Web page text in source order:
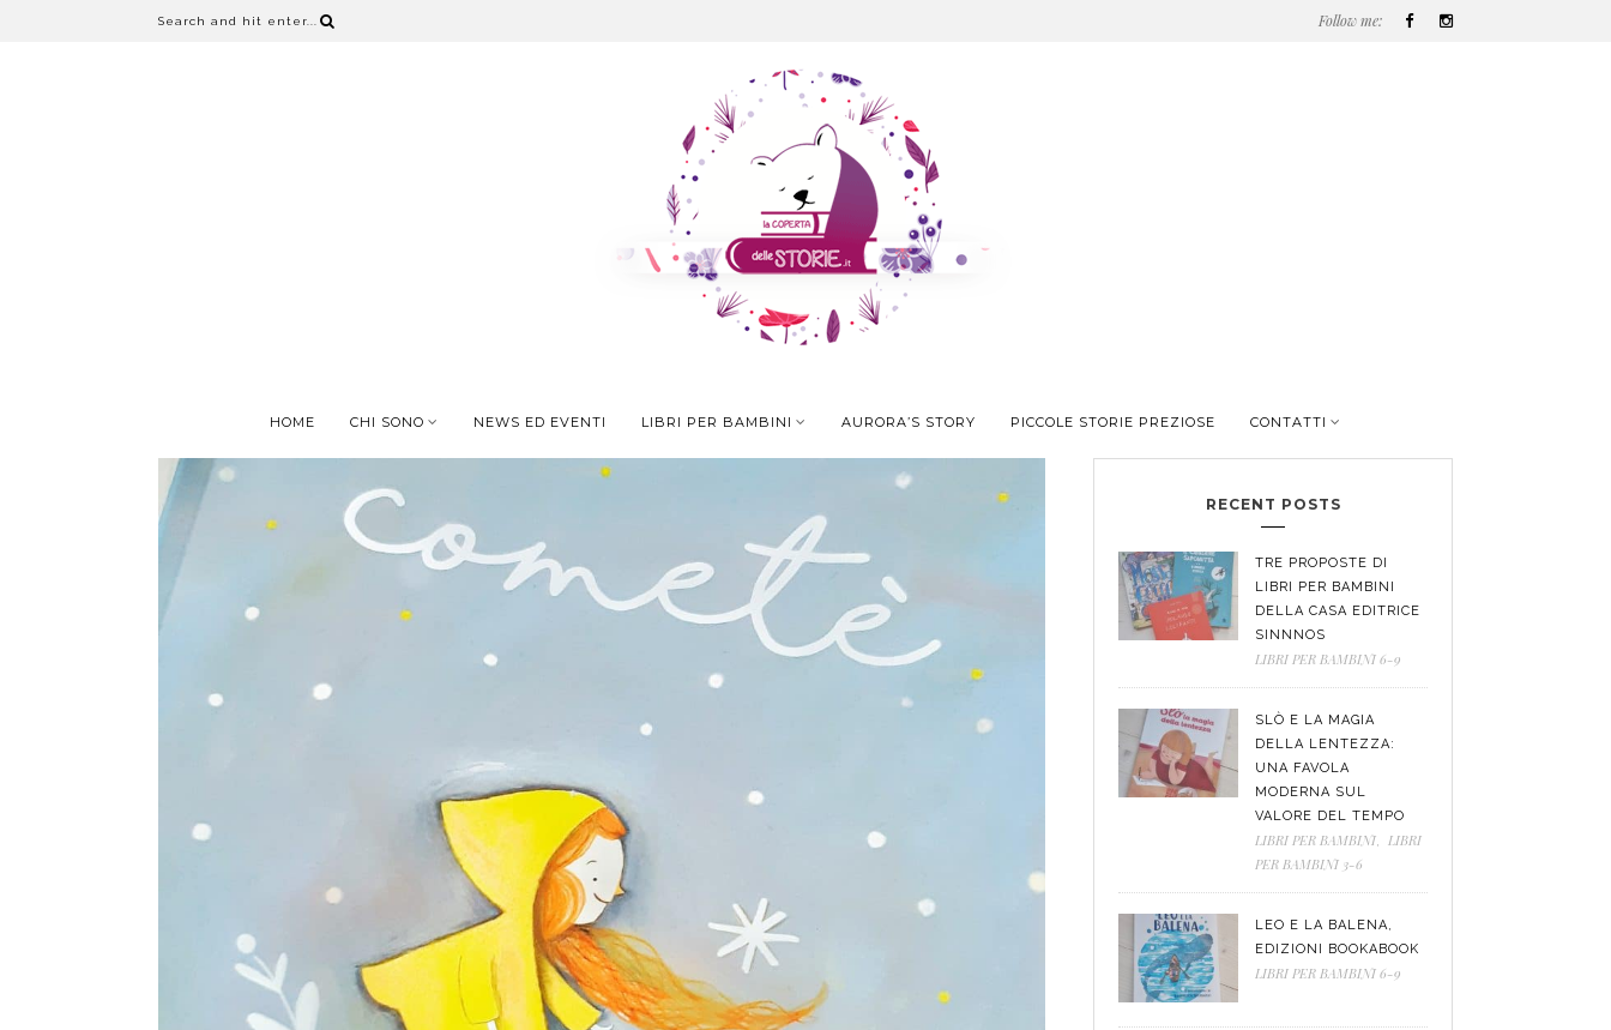
Follow me:
HOME CHI SONO NEWS ED EVENTI LIBRI PER BAMBINI AURORA’S STORY PICCOLE STORIE PREZIOSE CONTATTI
RECENT POSTS
TRE PROPOSTE DI
LIBRI PER BAMBINI
DELLA CASA EDITRICE
SINNNOS
LIBRI PER BAMBINI 6-9
SLÒ E LA MAGIA
DELLA LENTEZZA:
UNA FAVOLA
MODERNA SUL
VALORE DEL TEMPO
LIBRI PER BAMBINI, LIBRI
PER BAMBINI 3-6
LEO E LA BALENA,
EDIZIONI BOOKABOOK
LIBRI PER BAMBINI 6-9